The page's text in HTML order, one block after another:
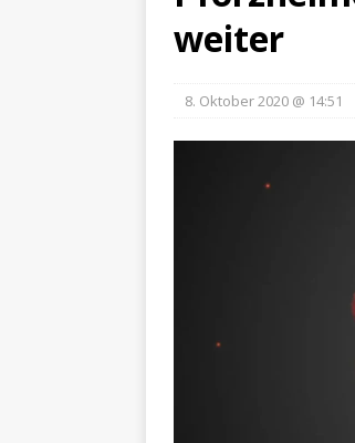
weiter
8. Oktober 2020 @ 14:51